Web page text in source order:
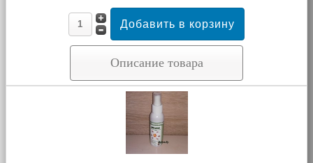
Описание товара